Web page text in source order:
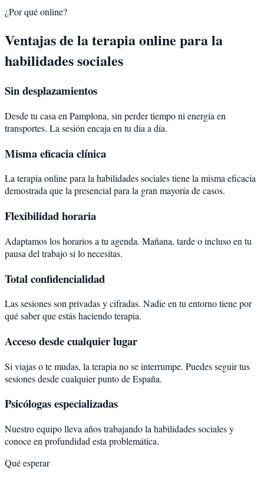
¿Por qué online?
Ventajas de la terapia online para la
habilidades sociales
Sin desplazamientos
Desde tu casa en Pamplona, sin perder tiempo ni energía en
transportes. La sesión encaja en tu día a día.
Misma eficacia clínica
La terapia online para la habilidades sociales tiene la misma eficacia
demostrada que la presencial para la gran mayoría de casos.
Flexibilidad horaria
Adaptamos los horarios a tu agenda. Mañana, tarde o incluso en tu
pausa del trabajo si lo necesitas.
Total confidencialidad
Las sesiones son privadas y cifradas. Nadie en tu entorno tiene por
qué saber que estás haciendo terapia.
Acceso desde cualquier lugar
Si viajas o te mudas, la terapia no se interrumpe. Puedes seguir tus
sesiones desde cualquier punto de España.
Psicólogas especializadas
Nuestro equipo lleva años trabajando la habilidades sociales y
conoce en profundidad esta problemática.
Qué esperar